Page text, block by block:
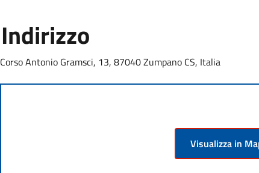
Indirizzo
Corso Antonio Gramsci, 13, 87040 Zumpano CS, Italia
Visualizza in